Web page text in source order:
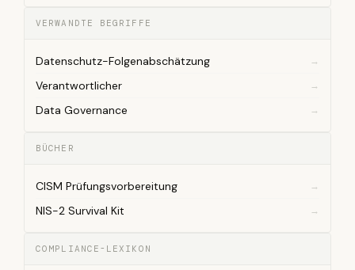
VERWANDTE BEGRIFFE
Datenschutz-Folgenabschätzung
Verantwortlicher
Data Governance
BÜCHER
CISM Prüfungsvorbereitung
NIS-2 Survival Kit
COMPLIANCE-LEXIKON